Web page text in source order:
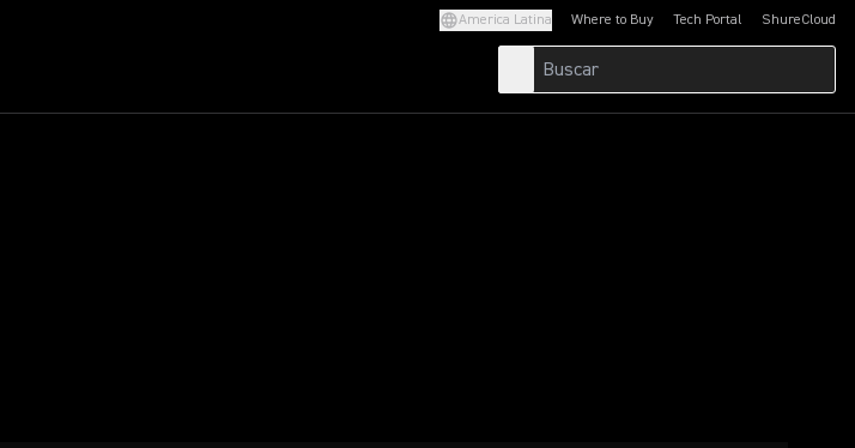
America Latina Where to Buy Tech Portal
(Opens in a new tab)ShureCloud
(Opens in a new